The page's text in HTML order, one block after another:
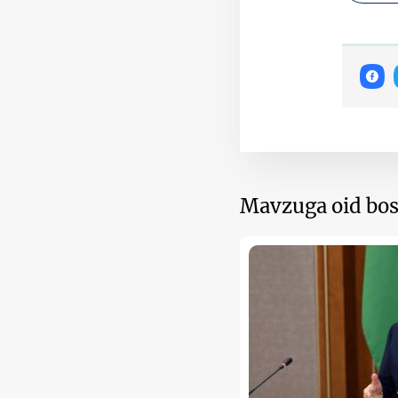
Mavzuga oid